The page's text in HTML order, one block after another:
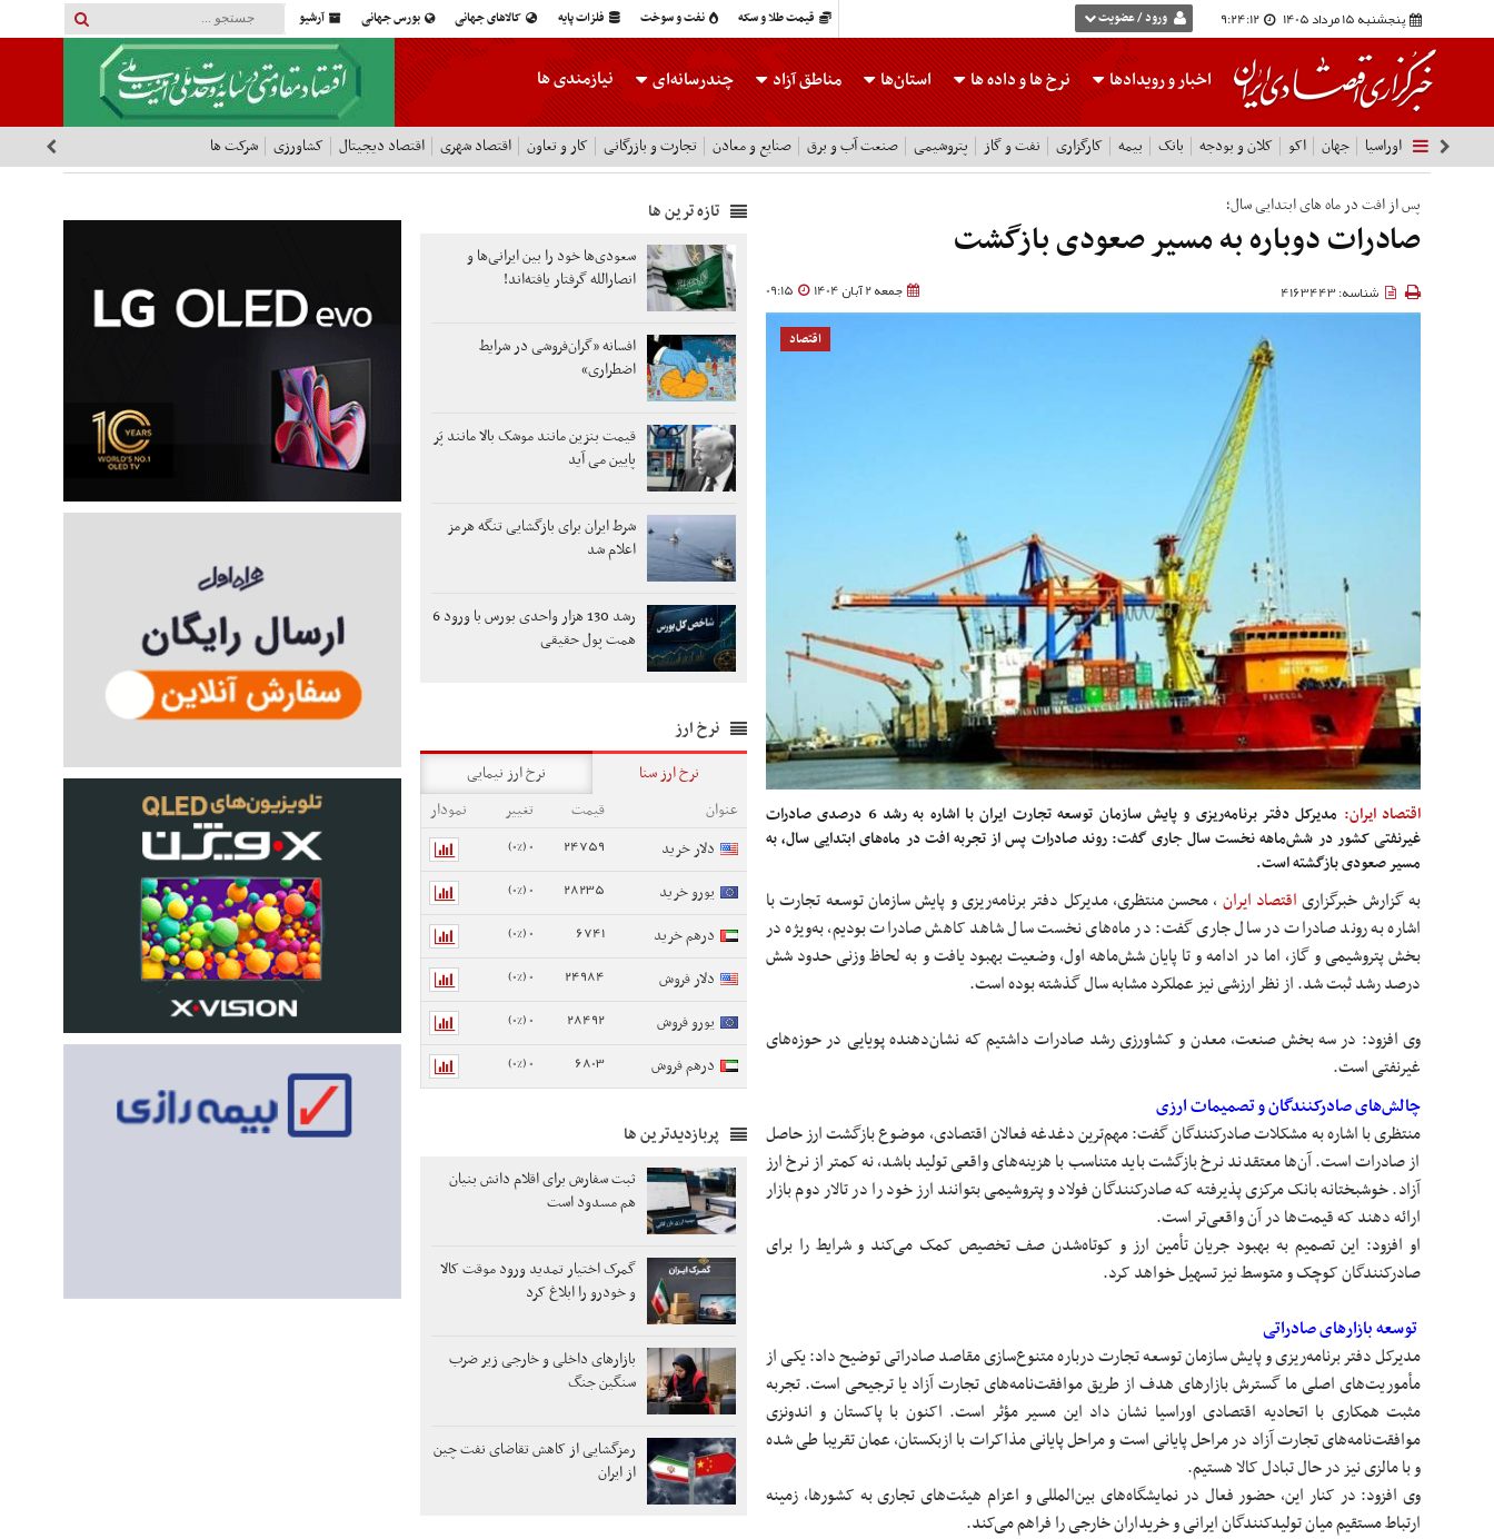
قیمت طلا و سکه نفت و سوخت فلزات پایه کالاهای جهانی بورس جهانی آرشیو پنجشنبه 15 مرداد 1405 9:24:12 ورود / عضویت
اخبار و رویدادها نرخ هاو داده ها استان‌ها مناطق آزاد چندرسانه‌ای نیازمندی ها
اوراسیا جهان اکو کلان و بودجه بانک بیمه کارگزاری نفت و گاز پتروشیمی صنعت آب و برق صنایع و معادن تجارت و بازرگانی کار و تعاون اقتصاد شهری اقتصاد دیجیتال کشاورزی شرکت ها
پس از افت در ماه های ابتدایی سال؛
صادرات دوباره به مسیر صعودی بازگشت
جمعه 2 آبان 1404 09:15 شناسه: 4163443
اقتصاد
اقتصاد ایران:
مدیرکل دفتر برنامه‌ریزی و پایش سازمان توسعه تجارت ایران با اشاره به رشد 6 درصدی صادرات
غیرنفتی کشور در شش‌ماهه نخست سال جاری گفت: روند صادرات پس از تجربه افت در ماه‌های ابتدایی سال، به
مسیر صعودی بازگشته است.
به گزارش خبرگزاریاقتصاد ایران ، محسن منتظری، مدیرکل دفتر برنامه‌ریزی و پایش سازمان توسعه تجارت با
اشاره به روند صادرات در سال جاری گفت: در ماه‌های نخست سال شاهد کاهش صادرات بودیم، به‌ویژه در
بخش پتروشیمی و گاز، اما در ادامه و تا پایان شش‌ماهه اول، وضعیت بهبود یافت و به لحاظ وزنی حدود شش
درصد رشد ثبت شد. از نظر ارزشی نیز عملکرد مشابه سال گذشته بوده است.
وی افزود: در سه بخش صنعت، معدن و کشاورزی رشد صادرات داشتیم که نشان‌دهنده پویایی در حوزه‌های
غیرنفتی است.
چالش‌های صادرکنندگان و تصمیمات ارزی
منتظری با اشاره به مشکلات صادرکنندگان گفت: مهم‌ترین دغدغه فعالان اقتصادی، موضوع بازگشت ارز حاصل
از صادرات است. آن‌ها معتقدند نرخ بازگشت باید متناسب با هزینه‌های واقعی تولید باشد، نه کمتر از نرخ ارز
آزاد. خوشبختانه بانک مرکزی پذیرفته که صادرکنندگان فولاد و پتروشیمی بتوانند ارز خود را در تالار دوم بازار
ارائه دهند که قیمت‌ها در آن واقعی‌تر است.
او افزود: این تصمیم به بهبود جریان تأمین ارز و کوتاه‌شدن صف تخصیص کمک می‌کند و شرایط را برای
صادرکنندگان کوچک و متوسط نیز تسهیل خواهد کرد.
توسعه بازارهای صادراتی
مدیرکل دفتر برنامه‌ریزی و پایش سازمان توسعه تجارت درباره متنوع‌سازی مقاصد صادراتی توضیح داد: یکی از
مأموریت‌های اصلی ما گسترش بازارهای هدف از طریق موافقت‌نامه‌های تجارت آزاد یا ترجیحی است. تجربه
مثبت همکاری با اتحادیه اقتصادی اوراسیا نشان داد این مسیر مؤثر است. اکنون با پاکستان و اندونزی
موافقت‌نامه‌های تجارت آزاد در مراحل پایانی است و مراحل پایانی مذاکرات با ازبکستان، عمان تقریبا طی شده
و با مالزی نیز در حال تبادل کالا هستیم.
وی افزود: در کنار این، حضور فعال در نمایشگاه‌های بین‌المللی و اعزام هیئت‌های تجاری به کشورها، زمینه
ارتباط مستقیم میان تولیدکنندگان ایرانی و خریداران خارجی را فراهم می‌کند.
تازه ترین ها
سعودی‌ها خود را بین ایرانی‌ها و
انصارالله گرفتار یافته‌اند!
افسانه «گران‌فروشی در شرایط
اضطراری»
قیمت بنزین مانند موشک بالا مانند پَر
پایین می آید
شرط ایران برای بازگشایی تنگه هرمز
اعلام شد
رشد 130 هزار واحدی بورس با ورود 6
همت پول حقیقی
نرخ ارز
نرخ ارز سنا
نرخ ارز نیمایی
عنوان
قیمت تغییر
نمودار
دلار خرید
24759
0 (0%)
یورو خرید 28235
0 (0%)
درهم خرید 6741
0 (0%)
دلار فروش 24984
0 (0%)
یورو فروش 28492
0 (0%)
درهم فروش 6803
0 (0%)
پربازدیدترین ها
ثبت سفارش برای اقلام دانش بنیان
هم مسدود است
گمرک اختیار تمدید ورود موقت کالا
و خودرو را ابلاغ کرد
بازارهای داخلی و خارجی زیر ضرب
سنگین جنگ
رمزگشایی از کاهش تقاضای نفت چین
از ایران